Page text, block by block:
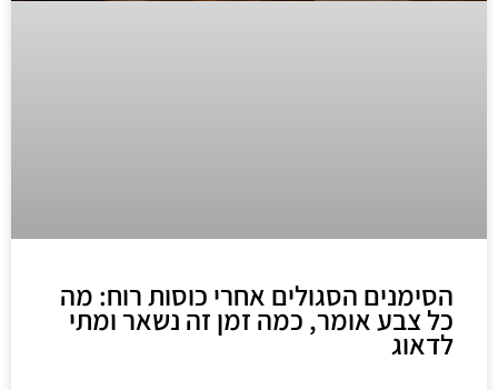
הסימנים הסגולים אחרי כוסות רוח: מה
כל צבע אומר, כמה זמן זה נשאר ומתי
לדאוג